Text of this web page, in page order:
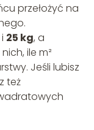
przełożyć na
i 25 kg, a
ile m²
Jeśli lubisz
też